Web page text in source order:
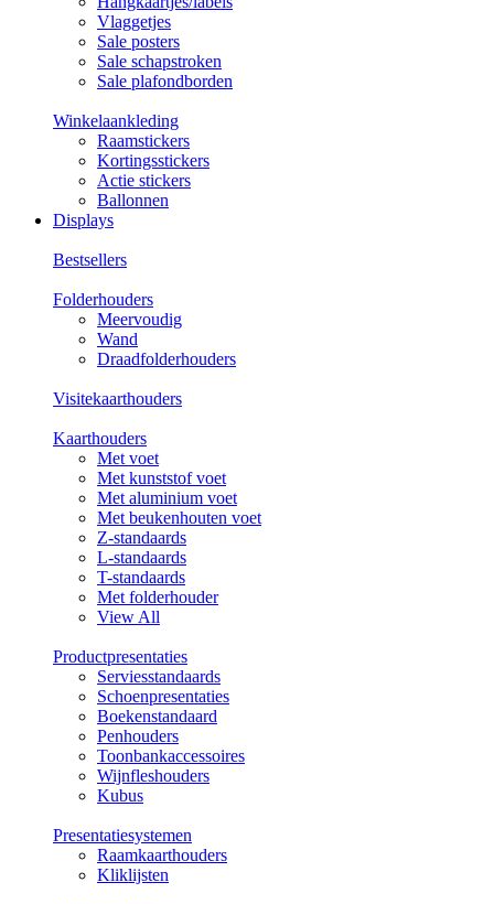
Vlaggetjes
Sale posters
Sale schapstroken
Sale plafondborden
Winkelaankleding
Raamstickers
Kortingsstickers
Actie stickers
Ballonnen
Displays
Bestsellers
Folderhouders
Meervoudig
Wand
Draadfolderhouders
Visitekaarthouders
Kaarthouders
Met voet
Met kunststof voet
Met aluminium voet
Met beukenhouten voet
Z-standaards
L-standaards
T-standaards
Met folderhouder
View All
Productpresentaties
Serviesstandaards
Schoenpresentaties
Boekenstandaard
Penhouders
Toonbankaccessoires
Wijnfleshouders
Kubus
Presentatiesystemen
Raamkaarthouders
Kliklijsten